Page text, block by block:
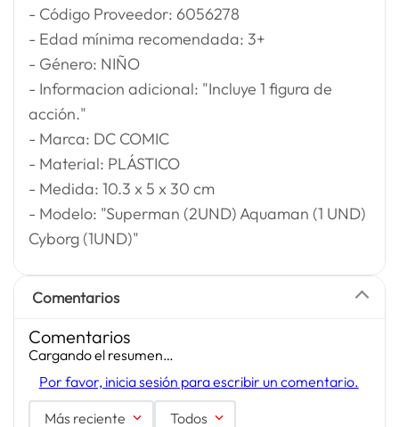
- Código Proveedor: 6056278
- Edad mínima recomendada: 3+
- Género: NIÑO
- Informacion adicional: "Incluye 1 figura de
acción."
- Marca: DC COMIC
- Material: PLÁSTICO
- Medida: 10.3 x 5 x 30 cm
- Modelo: "Superman (2UND) Aquaman (1 UND)
Cyborg (1UND)"
Comentarios
Comentarios
Cargando el resumen…
Por favor, inicia sesión para escribir un comentario.
Más reciente Todos